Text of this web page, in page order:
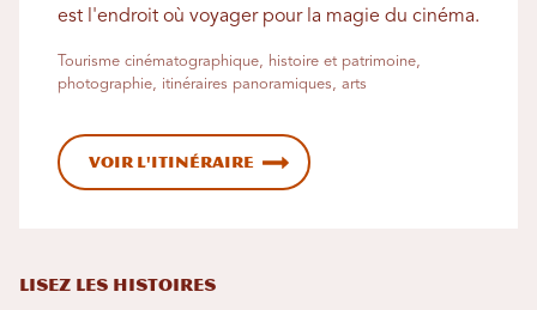
est l'endroit où voyager pour la magie du cinéma.
Tourisme cinématographique, histoire et patrimoine,
photographie, itinéraires panoramiques, arts
Voir l'itinéraire
LISEZ LES HISTOIRES